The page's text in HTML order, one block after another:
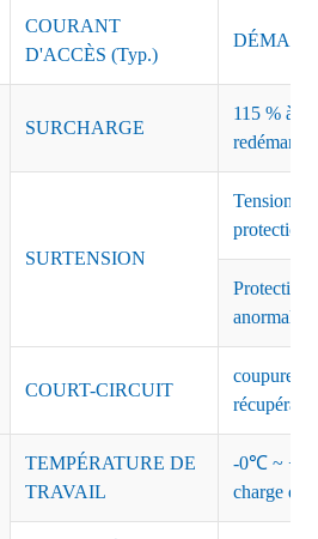
COURANT
D'ACCÈS (Typ.)
SURCHARGE
115 % à
SURTENSION
Tension
protection
Protection
anormales
COURT-CIRCUIT
coupure
TEMPÉRATURE DE
TRAVAIL
-0℃ ~
charge de